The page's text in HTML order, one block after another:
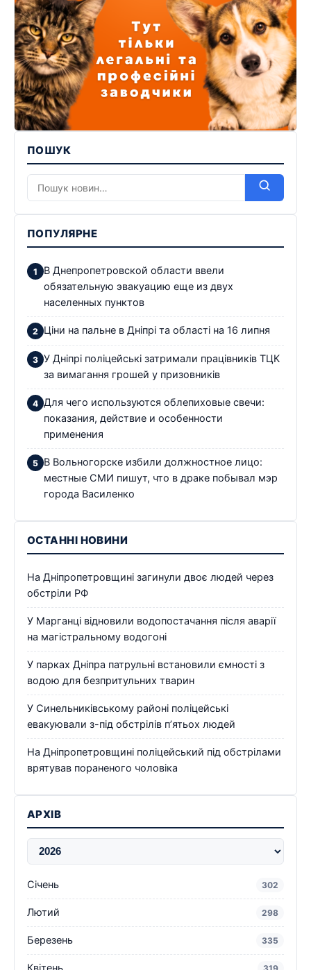
ПОШУК
ПОПУЛЯРНЕ
В Днепропетровской области ввели
обязательную эвакуацию еще из двух
населенных пунктов
Ціни на пальне в Дніпрі та області на 16 липня
У Дніпрі поліцейські затримали працівників ТЦК
за вимагання грошей у призовників
Для чего используются облепиховые свечи:
показания, действие и особенности
применения
В Вольногорске избили должностное лицо:
местные СМИ пишут, что в драке побывал мэр
города Василенко
ОСТАННІ НОВИНИ
На Дніпропетровщині загинули двоє людей через
обстріли РФ
У Марганці відновили водопостачання після аварії
на магістральному водогоні
У парках Дніпра патрульні встановили ємності з
водою для безпритульних тварин
У Синельниківському районі поліцейські
евакуювали з-під обстрілів п’ятьох людей
На Дніпропетровщині поліцейський під обстрілами
врятував пораненого чоловіка
АРХІВ
Січень 302
Лютий 298
Березень 335